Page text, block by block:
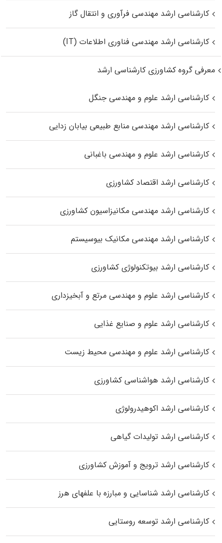
کارشناسی ارشد مهندسی فرآوری و انتقال گاز
کارشناسی ارشد مهندسی فناوری اطلاعات (IT)
معرفی گروه کشاورزی کارشناسی ارشد
کارشناسی ارشد علوم و مهندسی جنگل
کارشناسی ارشد مهندسی منابع طبیعی بیابان زدایی
کارشناسی ارشد علوم و مهندسی باغبانی
کارشناسی ارشد اقتصاد کشاورزی
کارشناسی ارشد مهندسی مکانیزاسیون کشاورزی
کارشناسی ارشد مهندسی مکانیک بیوسیستم
کارشناسی ارشد بیوتکنولوژی کشاورزی
کارشناسی ارشد علوم و مهندسی مرتع و آبخیزداری
کارشناسی ارشد علوم و صنایع غذایی
کارشناسی ارشد علوم و مهندسی محیط زیست
کارشناسی ارشد هواشناسی کشاورزی
کارشناسی ارشد اکوهیدرولوژی
کارشناسی ارشد تولیدات گیاهی
کارشناسی ارشد ترویج و آموزش کشاورزی
کارشناسی ارشد شناسایی و مبارزه با علفهای هرز
کارشناسی ارشد توسعه روستایی